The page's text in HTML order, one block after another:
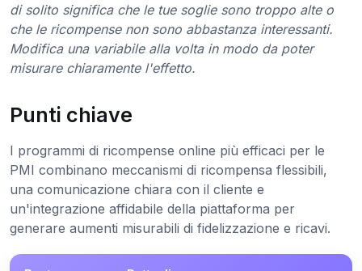
di solito significa che le tue soglie sono troppo alte o
che le ricompense non sono abbastanza interessanti.
Modifica una variabile alla volta in modo da poter
misurare chiaramente l'effetto.
Punti chiave
I programmi di ricompense online più efficaci per le
PMI combinano meccanismi di ricompensa flessibili,
una comunicazione chiara con il cliente e
un'integrazione affidabile della piattaforma per
generare aumenti misurabili di fidelizzazione e ricavi.